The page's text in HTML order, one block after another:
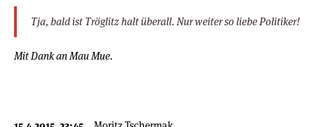
Tja, bald ist Tröglitz halt überall. Nur weiter so liebe Politiker!
Mit Dank an Mau Mue.